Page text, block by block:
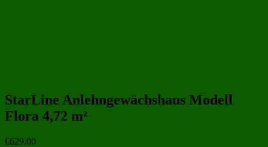
StarLine Anlehngewächshaus Modell
Flora 4,72 m²
€629.00